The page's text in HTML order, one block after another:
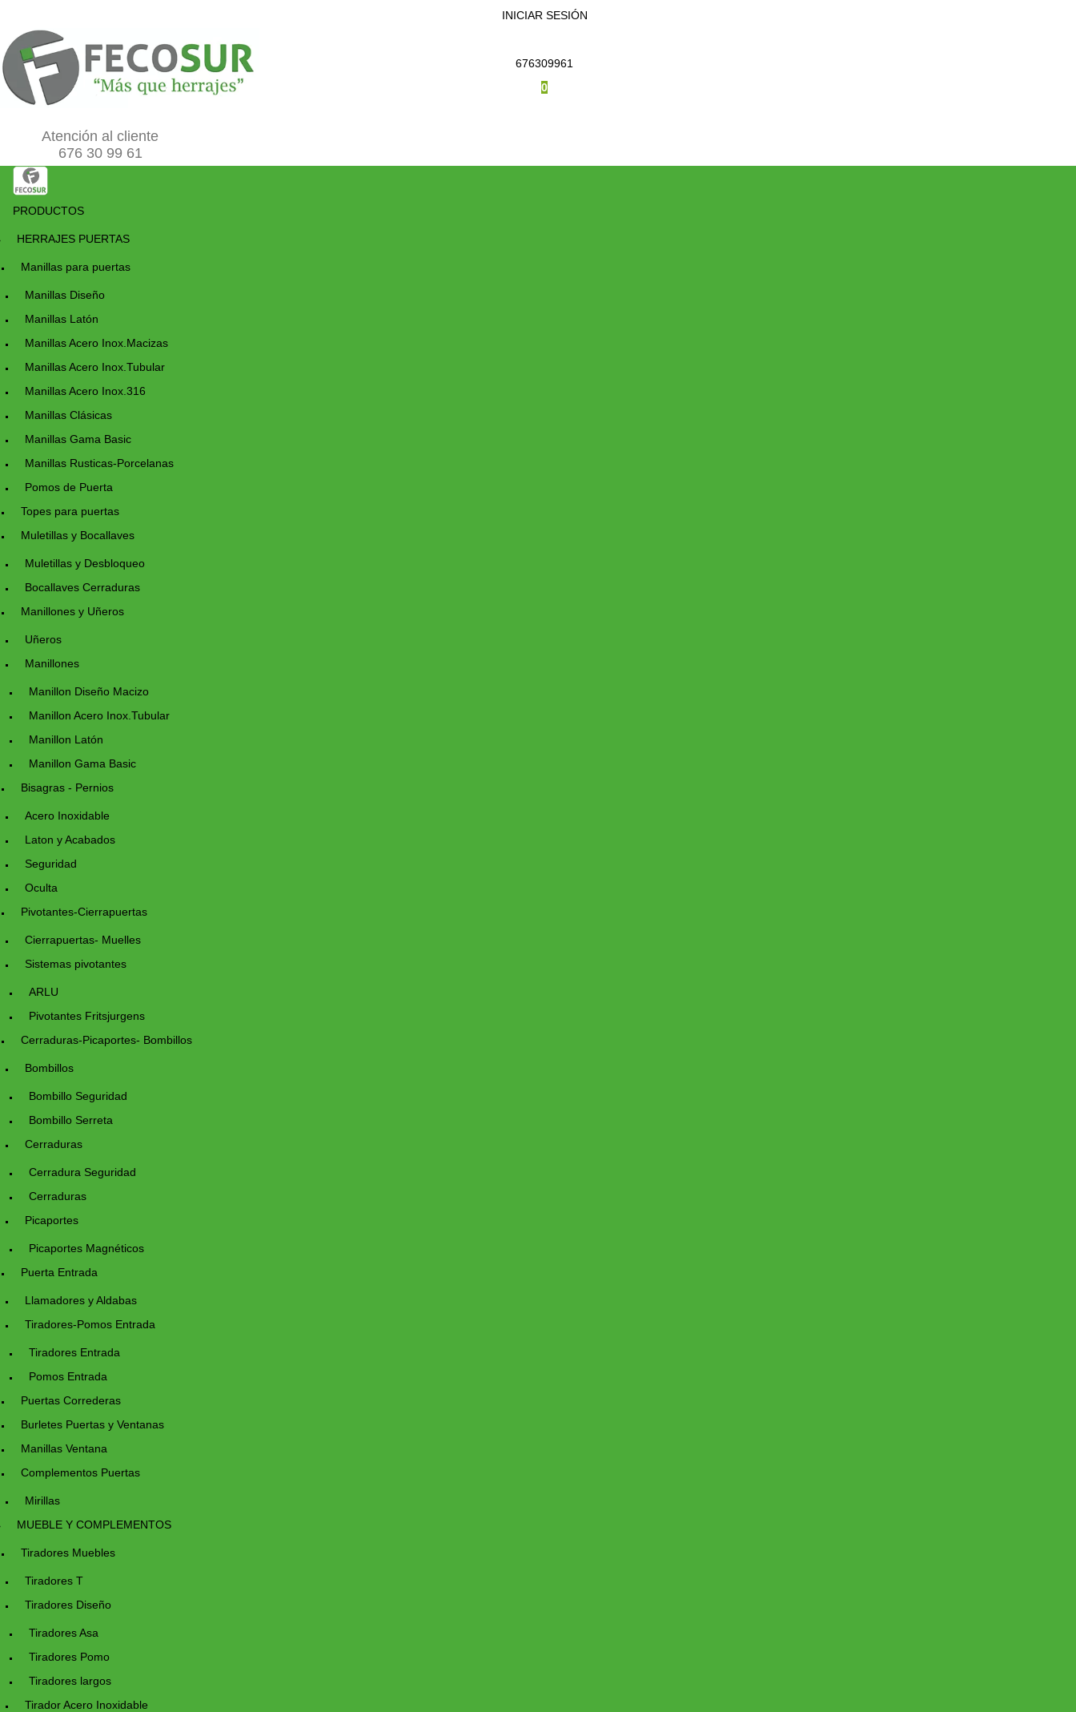
INICIAR SESIÓN
EMPRESA
676309961
0
Atención al cliente
676 30 99 61
PRODUCTOS
HERRAJES PUERTAS
Manillas para puertas
Manillas Diseño
Manillas Latón
Manillas Acero Inox.Macizas
Manillas Acero Inox.Tubular
Manillas Acero Inox.316
Manillas Clásicas
Manillas Gama Basic
Manillas Rusticas-Porcelanas
Pomos de Puerta
Topes para puertas
Muletillas y Bocallaves
Muletillas y Desbloqueo
Bocallaves Cerraduras
Manillones y Uñeros
Uñeros
Manillones
Manillon Diseño Macizo
Manillon Acero Inox.Tubular
Manillon Latón
Manillon Gama Basic
Bisagras - Pernios
Acero Inoxidable
Laton y Acabados
Seguridad
Oculta
Pivotantes-Cierrapuertas
Cierrapuertas- Muelles
Sistemas pivotantes
ARLU
Pivotantes Fritsjurgens
Cerraduras-Picaportes- Bombillos
Bombillos
Bombillo Seguridad
Bombillo Serreta
Cerraduras
Cerradura Seguridad
Cerraduras
Picaportes
Picaportes Magnéticos
Puerta Entrada
Llamadores y Aldabas
Tiradores-Pomos Entrada
Tiradores Entrada
Pomos Entrada
Puertas Correderas
Burletes Puertas y Ventanas
Manillas Ventana
Complementos Puertas
Mirillas
MUEBLE Y COMPLEMENTOS
Tiradores Muebles
Tiradores T
Tiradores Diseño
Tiradores Asa
Tiradores Pomo
Tiradores largos
Tirador Acero Inoxidable